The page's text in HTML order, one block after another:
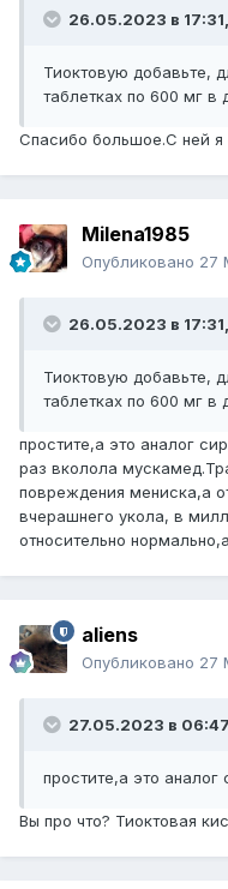
26.05.2023 в 17:31,
Тиоктовую добавьте,
таблетках по 600 мг в
Спасибо большое.С ней
Milena1985
Опубликовано 27
26.05.2023 в 17:31,
Тиоктовую добавьте,
таблетках по 600 мг в
простите,а это аналог
раз вколола
повреждения мениска,а
вчерашнего укола, в
относительно
aliens
Опубликовано 27
27.05.2023 в
простите,а это аналог
Вы про что? Тиоктовая